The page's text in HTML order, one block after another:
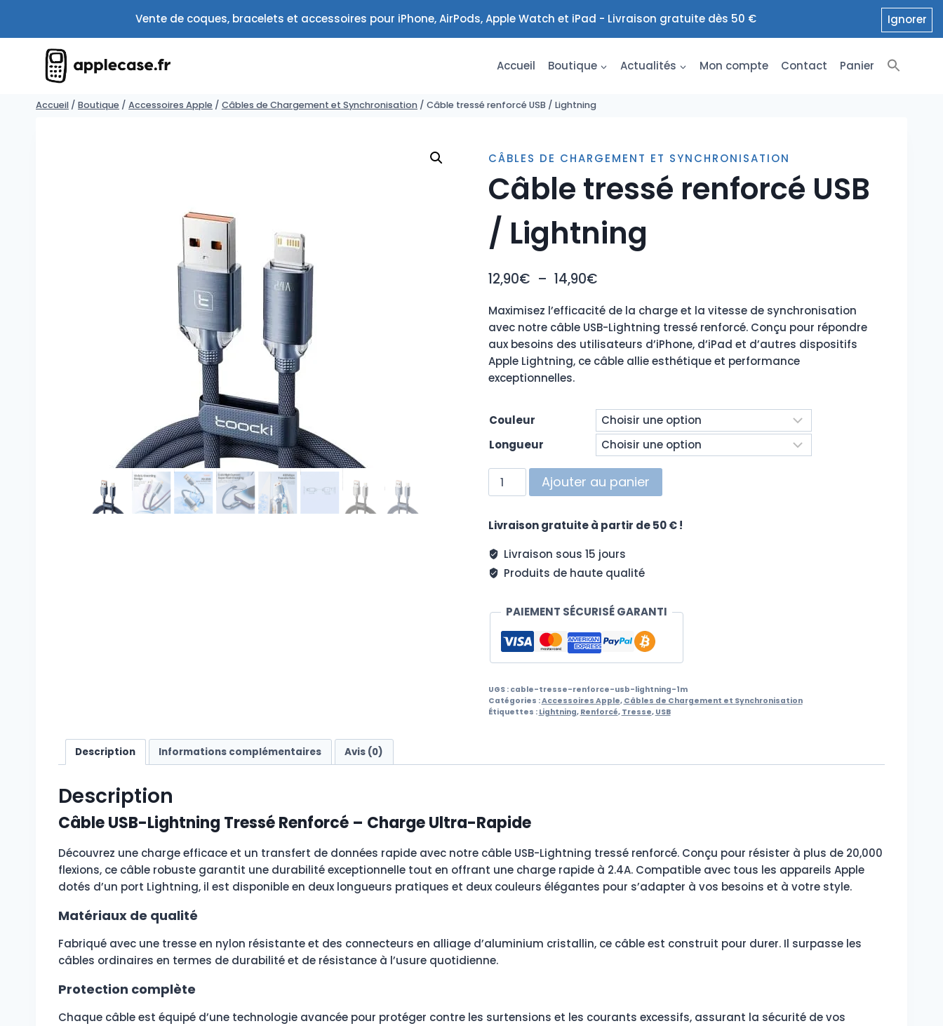
contenu
Vente de coques, bracelets et accessoires pour iPhone, AirPods, Apple Watch et iPad - Livraison gratuite dès 50 € Ignorer
Accueil Boutique Actualités Mon compte Contact Panier
Accueil / Boutique / Accessoires Apple / Câbles de Chargement et Synchronisation / Câble tressé renforcé USB / Lightning
CÂBLES DE CHARGEMENT ET SYNCHRONISATION
Câble tressé renforcé USB
/ Lightning
12,90€ – 14,90€Plage
prix :
12,90€
à
Maximisez l’efficacité de la charge et la vitesse de synchronisation
avec notre câble USB-Lightning tressé renforcé. Conçu pour répondre
aux besoins des utilisateurs d’iPhone, d’iPad et d’autres dispositifs
Apple Lightning, ce câble allie esthétique et performance
exceptionnelles.
Couleur
Longueur
quantité
de
tressé
USB
/
Ajouter au panier
Livraison gratuite à partir de 50 € !
Livraison sous 15 jours
Produits de haute qualité
PAIEMENT SÉCURISÉ GARANTI
UGS : cable-tresse-renforce-usb-lightning-1m
Catégories :Accessoires Apple, Câbles de Chargement et Synchronisation
Étiquettes : Lightning, Renforcé, Tresse, USB
Description Informations complémentaires Avis (0)
Description
Câble USB-Lightning Tressé Renforcé – Charge Ultra-Rapide
Découvrez une charge efficace et un transfert de données rapide avec notre câble USB-Lightning tressé renforcé. Conçu pour résister à plus de 20,000
flexions, ce câble robuste garantit une durabilité exceptionnelle tout en offrant une charge rapide à 2.4A. Compatible avec tous les appareils Apple
dotés d’un port Lightning, il est disponible en deux longueurs pratiques et deux couleurs élégantes pour s’adapter à vos besoins et à votre style.
Matériaux de qualité
Fabriqué avec une tresse en nylon résistante et des connecteurs en alliage d’aluminium cristallin, ce câble est construit pour durer. Il surpasse les
câbles ordinaires en termes de durabilité et de résistance à l’usure quotidienne.
Protection complète
Chaque câble est équipé d’une technologie avancée pour protéger contre les surtensions et les courants excessifs, assurant la sécurité de vos